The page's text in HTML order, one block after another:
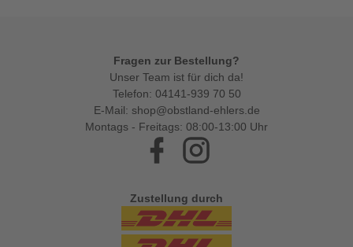
Fragen zur Bestellung?
Unser Team ist für dich da!
Telefon: 04141-939 70 50
E-Mail: shop@obstland-ehlers.de
Montags - Freitags: 08:00-13:00 Uhr
Facebook
Zustellung durch